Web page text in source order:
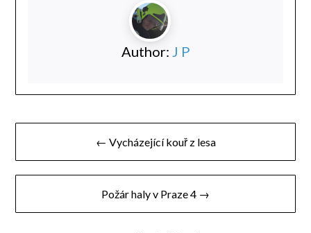
Author: J P
Navigace
pro
← Vycházející kouř z lesa
Požár haly v Praze 4 →